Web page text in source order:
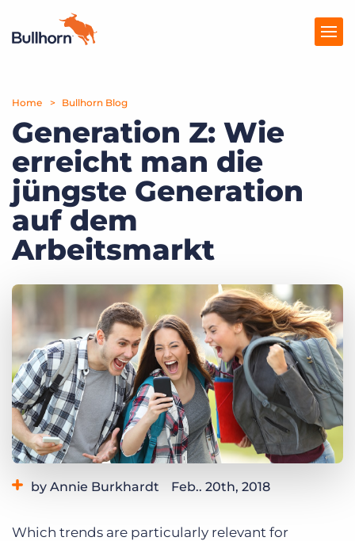
Produkte
Preise
Ressourcen
Marktplatz
Unternehmen
Demo anfragen Login
Home Bullhorn Blog
Generation Z: Wie
erreicht man die
jüngste Generation
auf dem
Arbeitsmarkt
by Annie Burkhardt Feb.. 20th, 2018
Which trends are particularly relevant for